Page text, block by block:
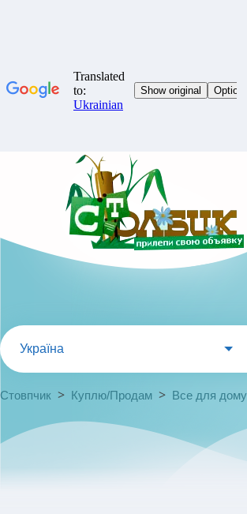
Україна
Стовпчик > Куплю/Продам > Все для дому